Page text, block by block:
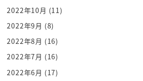
いったわけですこの
経済制裁と軍事演習これがアメリカ
からの方向転換だとしたら
今後の未来というものはどうなるの
いうのが2つのシナリオが描けてく
までの延長でいかないというもう一
2022年10月 (11)
2022年9月 (8)
2022年8月 (16)
2022年7月 (16)
2022年6月 (17)